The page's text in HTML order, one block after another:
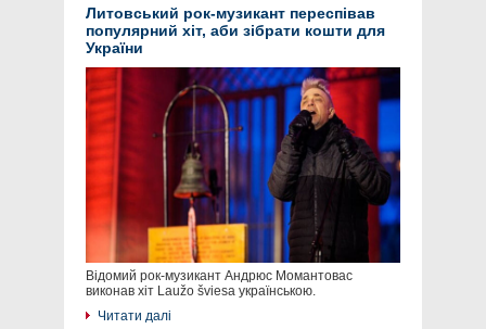
Литовський рок-музикант переспівав
популярний хіт, аби зібрати кошти для
України
Відомий рок-музикант Андрюс Момантовас
виконав хіт Laužo šviesa українською.
Читати далі